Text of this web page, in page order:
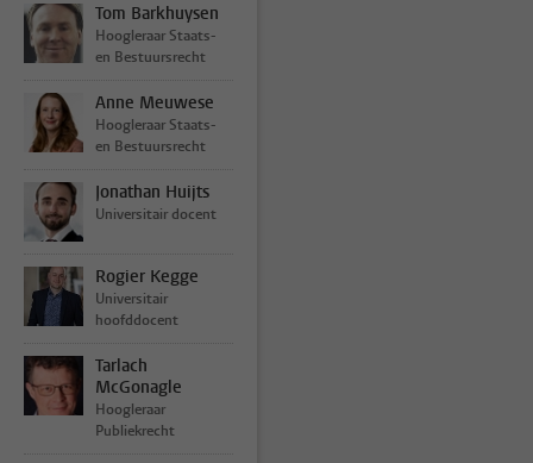
Tom Barkhuysen
Hoogleraar Staats-
en Bestuursrecht
Anne Meuwese
Hoogleraar Staats-
en Bestuursrecht
Jonathan Huijts
Universitair docent
Rogier Kegge
Universitair
hoofddocent
Tarlach
McGonagle
Hoogleraar
Publiekrecht